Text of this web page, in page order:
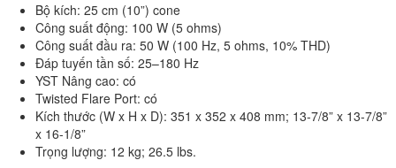
Bộ kích: 25 cm (10”) cone
Công suất động: 100 W (5 ohms)
Công suất đầu ra: 50 W (100 Hz, 5 ohms, 10% THD)
Đáp tuyến tần số: 25–180 Hz
YST Nâng cao: có
Twisted Flare Port: có
Kích thước (W x H x D): 351 x 352 x 408 mm; 13-7/8” x 13-7/8”
x 16-1/8”
Trọng lượng: 12 kg; 26.5 lbs.